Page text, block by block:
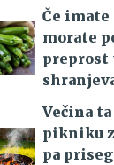
Če
morate
preprost
Večina
pikniku
pa